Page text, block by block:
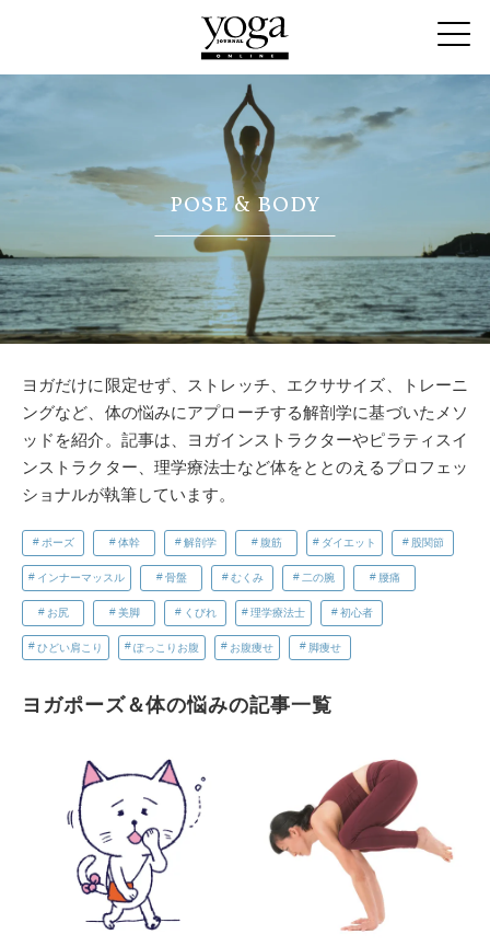
POSE & BODY
ヨガだけに限定せず、ストレッチ、エクササイズ、トレーニ
ングなど、体の悩みにアプローチする解剖学に基づいたメソ
ッドを紹介。記事は、ヨガインストラクターやピラティスイ
ンストラクター、理学療法士など体をととのえるプロフェッ
ショナルが執筆しています。
ポーズ 体幹 解剖学 腹筋 ダイエット 股関節
インナーマッスル 骨盤 むくみ 二の腕 腰痛
お尻 美脚 くびれ 理学療法士 初心者
ひどい肩こり ぽっこりお腹 お腹痩せ 脚痩せ
ヨガポーズ＆体の悩みの記事一覧